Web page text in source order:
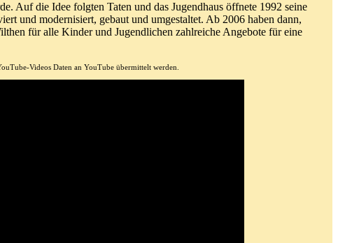
Auf die Idee folgten Taten und das Jugendhaus öffnete 1992 seine
und modernisiert, gebaut und umgestaltet. Ab 2006 haben dann,
für alle Kinder und Jugendlichen zahlreiche Angebote für eine
Videos Daten an YouTube übermittelt werden.